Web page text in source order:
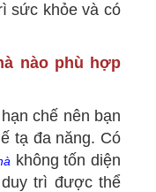
sức khỏe và có
nào phù hợp
chế nên bạn
tạ đa năng. Có
không tốn diện
trì được thể